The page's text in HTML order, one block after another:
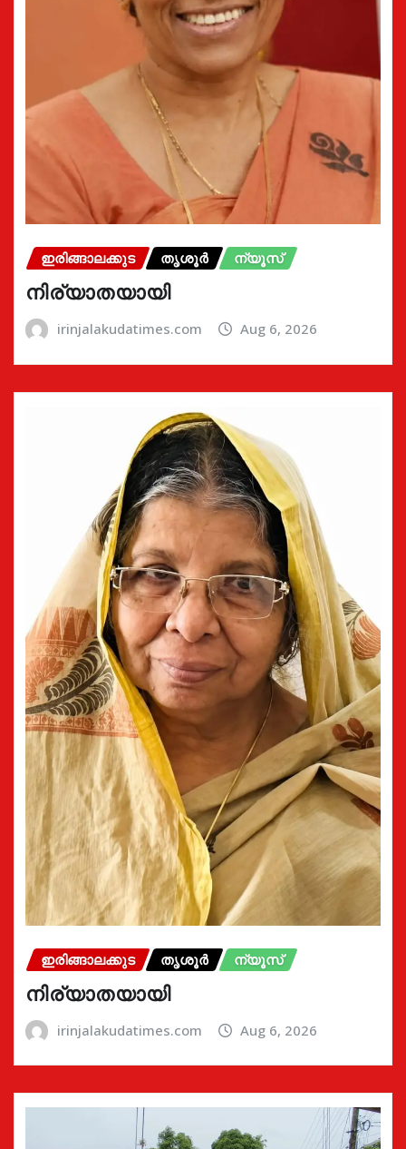
ഇരിങ്ങാലക്കുട തൃശൂർ ന്യൂസ്
നിര്യാതയായി
irinjalakudatimes.com Aug 6, 2026
ഇരിങ്ങാലക്കുട തൃശൂർ ന്യൂസ്
നിര്യാതയായി
irinjalakudatimes.com Aug 6, 2026